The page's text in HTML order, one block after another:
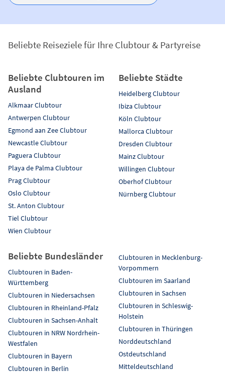
Beliebte Reiseziele für Ihre Clubtour & Partyreise
Beliebte Clubtouren im
Ausland
Alkmaar Clubtour
Antwerpen Clubtour
Egmond aan Zee Clubtour
Newcastle Clubtour
Paguera Clubtour
Playa de Palma Clubtour
Prag Clubtour
Oslo Clubtour
St. Anton Clubtour
Tiel Clubtour
Wien Clubtour
Beliebte Städte
Heidelberg Clubtour
Ibiza Clubtour
Köln Clubtour
Mallorca Clubtour
Dresden Clubtour
Mainz Clubtour
Willingen Clubtour
Oberhof Clubtour
Nürnberg Clubtour
Beliebte Bundesländer
Clubtouren in Baden-
Württemberg
Clubtouren in Niedersachsen
Clubtouren in Rheinland-Pfalz
Clubtouren in Sachsen-Anhalt
Clubtouren in NRW Nordrhein-
Westfalen
Clubtouren in Bayern
Clubtouren in Berlin
Clubtouren in Mecklenburg-
Vorpommern
Clubtouren im Saarland
Clubtouren in Sachsen
Clubtouren in Schleswig-
Holstein
Clubtouren in Thüringen
Norddeutschland
Ostdeutschland
Mitteldeutschland